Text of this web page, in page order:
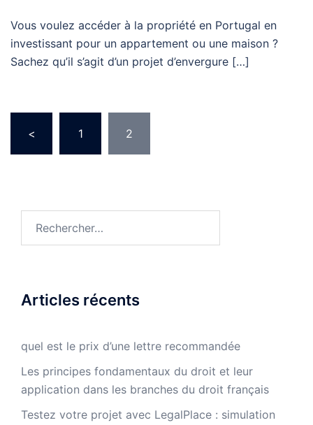
Vous voulez accéder à la propriété en Portugal en
investissant pour un appartement ou une maison ?
Sachez qu’il s’agit d’un projet d’envergure […]
des
publications
< 1 2
Articles récents
quel est le prix d’une lettre recommandée
Les principes fondamentaux du droit et leur
application dans les branches du droit français
Testez votre projet avec LegalPlace : simulation